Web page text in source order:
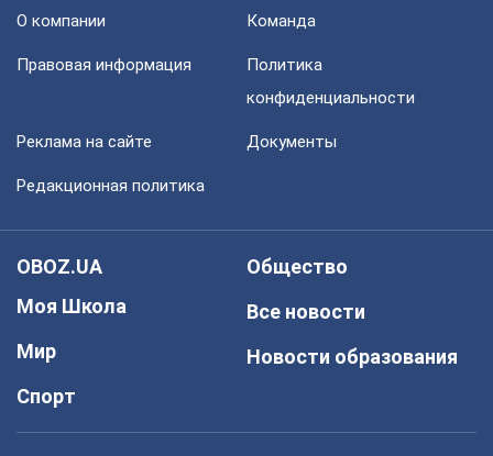
О компании Команда
Правовая информация
Политика
конфиденциальности
Реклама на сайте Документы
Редакционная политика
OBOZ.UA
Моя Школа
Мир
Спорт
Общество
Все новости
Новости образования